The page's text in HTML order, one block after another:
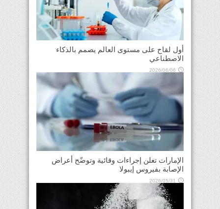
أول لقاح على مستوى العالم يصمم بالذكاء
الاصطناعي
2026/06/06
الإمارات تعلن إجراءات وقائية وتوضّح أعراض
الإصابة بفيروس إيبولا
2026/05/31